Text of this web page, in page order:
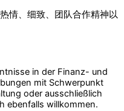
情、细致、团队合作精神以
in der Finanz- und
mit Schwerpunkt
oder ausschließlich
ebenfalls willkommen.